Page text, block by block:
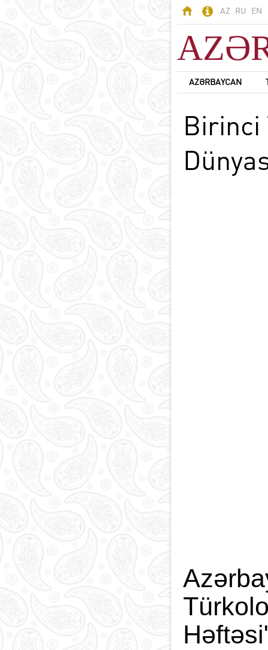
AZ RU EN
AZƏRBAYCAN
Odlar Yurdu -
Azərbaycan
Əhali
AZƏRBAYCAN
Birinci